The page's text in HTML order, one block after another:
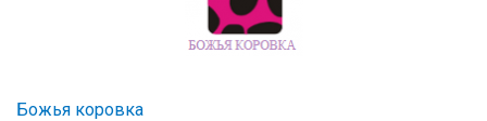
Божья коровка